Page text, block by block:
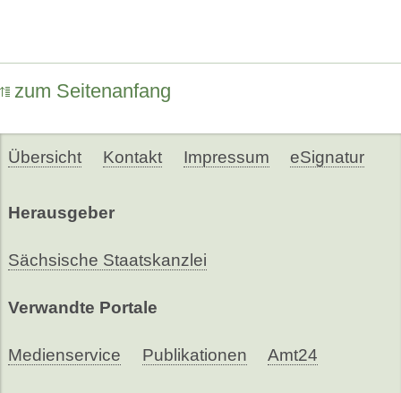
zum Seitenanfang
Übersicht Kontakt Impressum eSignatur
Herausgeber
Sächsische Staatskanzlei
Verwandte Portale
Medienservice Publikationen Amt24